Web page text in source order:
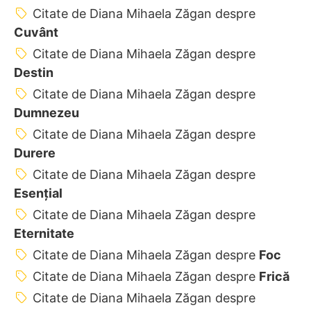
Citate de Diana Mihaela Zăgan despre
Cuvânt
Citate de Diana Mihaela Zăgan despre
Destin
Citate de Diana Mihaela Zăgan despre
Dumnezeu
Citate de Diana Mihaela Zăgan despre
Durere
Citate de Diana Mihaela Zăgan despre
Esențial
Citate de Diana Mihaela Zăgan despre
Eternitate
Citate de Diana Mihaela Zăgan despre Foc
Citate de Diana Mihaela Zăgan despre Frică
Citate de Diana Mihaela Zăgan despre